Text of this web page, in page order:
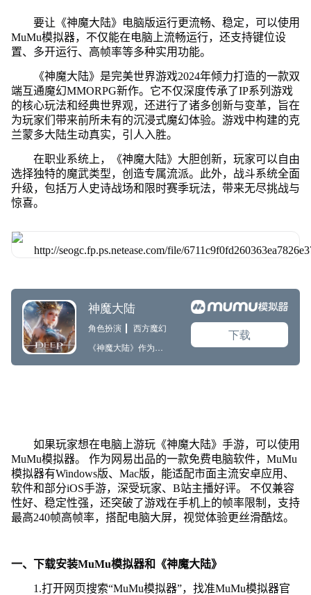
要让《神魔大陆》电脑版运行更流畅、稳定，可以使用
MuMu模拟器，不仅能在电脑上流畅运行，还支持键位设
置、多开运行、高帧率等多种实用功能。
《神魔大陆》是完美世界游戏2024年倾力打造的一款双
端互通魔幻MMORPG新作。它不仅深度传承了IP系列游戏
的核心玩法和经典世界观，还进行了诸多创新与变革，旨在
为玩家们带来前所未有的沉浸式魔幻体验。游戏中构建的克
兰蒙多大陆生动真实，引人入胜。
在职业系统上，《神魔大陆》大胆创新，玩家可以自由
选择独特的魔武类型，创造专属流派。此外，战斗系统全面
升级，包括万人史诗战场和限时赛季玩法，带来无尽挑战与
惊喜。
如果玩家想在电脑上游玩《神魔大陆》手游，可以使用
MuMu模拟器。 作为网易出品的一款免费电脑软件，MuMu
模拟器有Windows版、Mac版，能适配市面主流安卓应用、
软件和部分iOS手游，深受玩家、B站主播好评。 不仅兼容
性好、稳定性强，还突破了游戏在手机上的帧率限制，支持
最高240帧高帧率，搭配电脑大屏，视觉体验更丝滑酷炫。
一、下载安装MuMu模拟器和《神魔大陆》
1.打开网页搜索“MuMu模拟器”，找准MuMu模拟器官